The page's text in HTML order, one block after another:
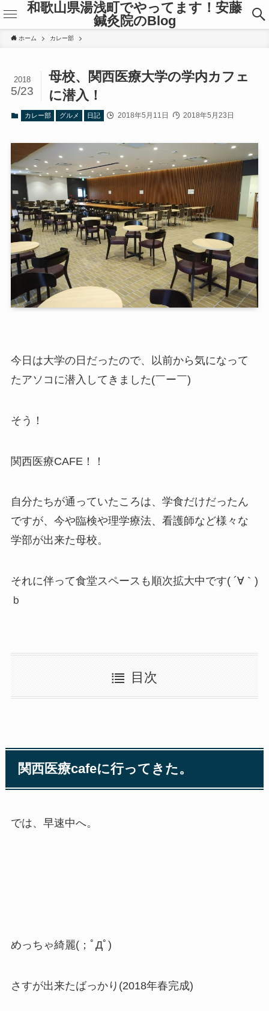
和歌山県湯浅町でやってます！安藤
鍼灸院のBlog
ホーム カレー部
母校、関西医療大学の学内カフェ
に潜入！
2018
5/23
カレー部 グルメ 日記 2018年5月11日 2018年5月23日
今日は大学の日だったので、以前から気になって
たアソコに潜入してきました(￣ー￣)
そう！
関西医療CAFE！！
自分たちが通っていたころは、学食だけだったん
ですが、今や臨検や理学療法、看護師など様々な
学部が出来た母校。
それに伴って食堂スペースも順次拡大中です( ´∀｀)
ｂ
目次
関西医療cafeに行ってきた。
では、早速中へ。
めっちゃ綺麗(；ﾟДﾟ)
さすが出来たばっかり(2018年春完成)